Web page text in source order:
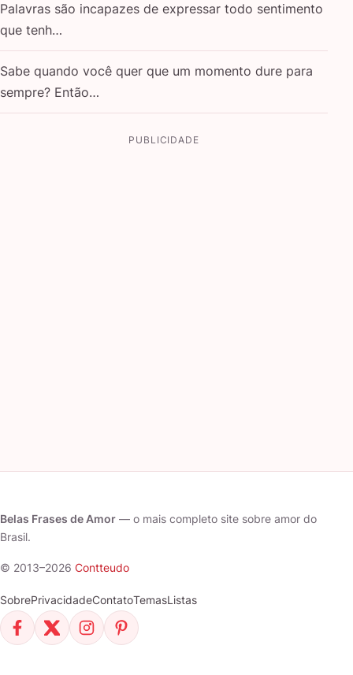
Palavras são incapazes de expressar todo sentimento
que tenh…
Sabe quando você quer que um momento dure para
sempre? Então…
PUBLICIDADE
Belas Frases de Amor — o mais completo site sobre amor do
Brasil.
© 2013–2026 Contteudo
SobrePrivacidadeContatoTemasListas